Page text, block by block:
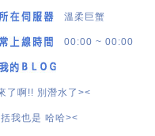
溫柔巨蟹
00:00 ~ 00:00
了啊!! 別潛水了><
我也是 哈哈><